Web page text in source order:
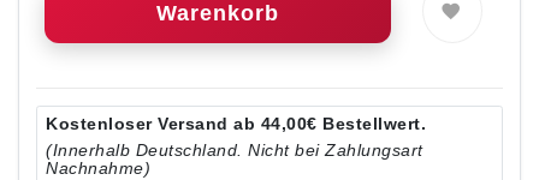
Warenkorb
Kostenloser Versand ab 44,00€ Bestellwert.
(Innerhalb Deutschland. Nicht bei Zahlungsart
Nachnahme)